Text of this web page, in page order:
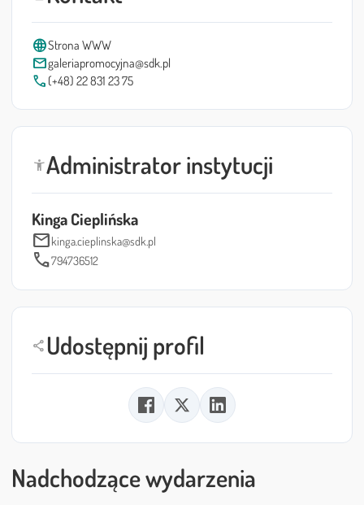
languageStrona WWW
mailgaleriapromocyjna@sdk.pl
call (+48) 22 831 23 75
accessibility_newAdministrator instytucji
Kinga Cieplińska
mailkinga.cieplinska@sdk.pl
call794736512
shareUdostępnij profil
Nadchodzące wydarzenia